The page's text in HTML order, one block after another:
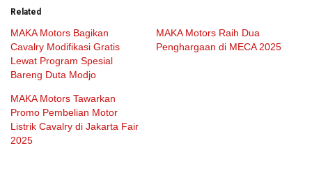
Related
MAKA Motors Bagikan
Cavalry Modifikasi Gratis
Lewat Program Spesial
Bareng Duta Modjo
MAKA Motors Raih Dua
Penghargaan di MECA 2025
MAKA Motors Tawarkan
Promo Pembelian Motor
Listrik Cavalry di Jakarta Fair
2025